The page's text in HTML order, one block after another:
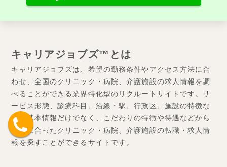
キャリアジョブズ™とは
キャリアジョブズは、希望の勤務条件やアクセス方法に合
わせ、全国のクリニック・病院、介護施設の求人情報を調
べることができる業界特化型のリクルートサイトです。サ
ービス形態、診療科目、沿線・駅、行政区、施設の特徴な
どの基本情報だけでなく、こだわりの特徴や待遇などから
条件に合ったクリニック・病院、介護施設の転職・求人情
報を探すことができるサイトです。